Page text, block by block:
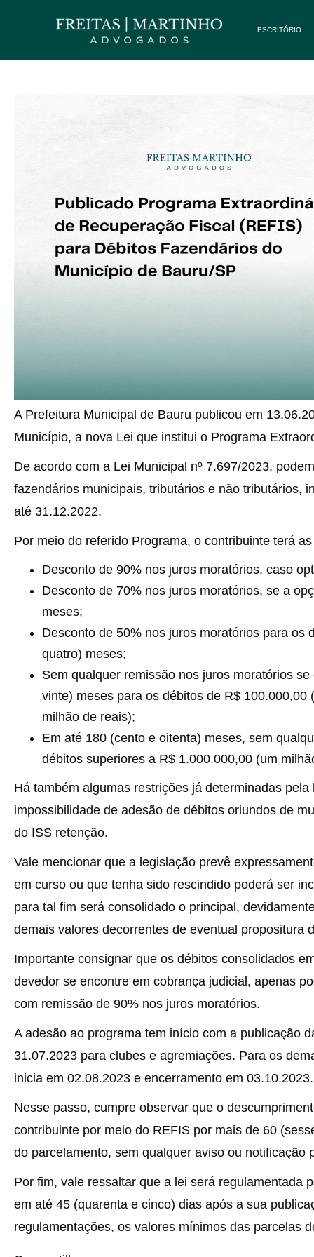
ESCRITÓRIO
A Prefeitura Municipal de Bauru publicou em
Município, a nova Lei que institui o Programa
De acordo com a Lei Municipal nº 7.697/2023,
fazendários municipais, tributários e não tributários,
até 31.12.2022.
Por meio do referido Programa, o contribuinte terá
Desconto de 90% nos juros moratórios, caso
Desconto de 70% nos juros moratórios, se a
meses;
Desconto de 50% nos juros moratórios para os
quatro) meses;
Sem qualquer remissão nos juros moratórios
vinte) meses para os débitos de R$
milhão de reais);
Em até 180 (cento e oitenta) meses, sem
débitos superiores a R$ 1.000.000,00 (um
Há também algumas restrições já determinadas
impossibilidade de adesão de débitos oriundos de
do ISS retenção.
Vale mencionar que a legislação prevê
em curso ou que tenha sido rescindido poderá ser
para tal fim será consolidado o principal,
demais valores decorrentes de eventual propositura
Importante consignar que os débitos consolidados
devedor se encontre em cobrança judicial, apenas
com remissão de 90% nos juros moratórios.
A adesão ao programa tem início com a publicação
31.07.2023 para clubes e agremiações. Para os
inicia em 02.08.2023 e encerramento em 03.10.2023.
Nesse passo, cumpre observar que o
contribuinte por meio do REFIS por mais de 60
do parcelamento, sem qualquer aviso ou notificação
Por fim, vale ressaltar que a lei será regulamentada
em até 45 (quarenta e cinco) dias após a sua
regulamentações, os valores mínimos das parcelas